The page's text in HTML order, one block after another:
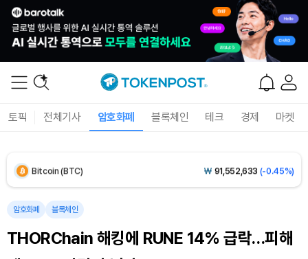
토픽 전체기사 암호화폐 블록체인 테크 경제 마켓
Solana (SOL) ₩ 103,467(-1.93%)
Bitcoin (BTC) ₩ 91,552,633 (-0.45%)
암호화폐 블록체인
THORChain 해킹에 RUNE 14% 급락…피해